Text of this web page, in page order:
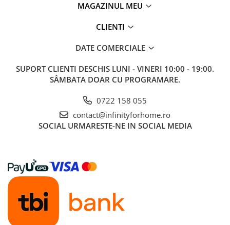
MAGAZINUL MEU
CLIENTI
DATE COMERCIALE
SUPORT CLIENTI DESCHIS LUNI - VINERI 10:00 - 19:00.
SÂMBATA DOAR CU PROGRAMARE.
0722 158 055
contact@infinityforhome.ro
SOCIAL URMARESTE-NE IN SOCIAL MEDIA